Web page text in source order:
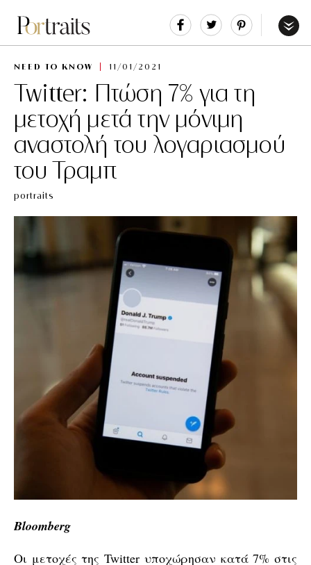
Share Tweet
NEED TO KNOW 11/01/2021
Twitter: Πτώση 7% για τη
μετοχή μετά την μόνιμη
αναστολή του λογαριασμού
του Τραμπ
portraits
Bloomberg
Οι μετοχές της Twitter υποχώρησαν κατά 7% στις